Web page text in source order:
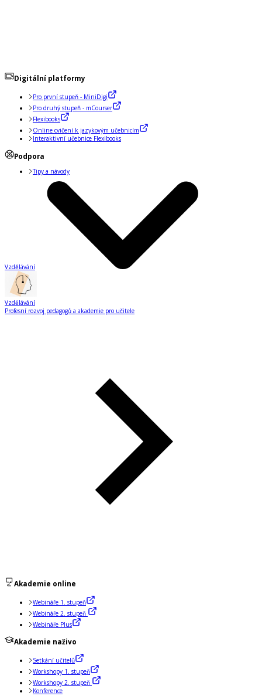
Digitální platformy
Pro první stupeň - MiniDigi
Pro druhý stupeň - mCourser
Flexibooks
Online cvičení k jazykovým učebnicím
Interaktivní učebnice Flexibooks
Podpora
Tipy a návody
Vzdělávání
Vzdělávání
Profesní rozvoj pedagogů a akademie pro učitele
Akademie online
Webináře 1. stupeň
Webináře 2. stupeň
Webináře Plus
Akademie naživo
Setkání učitelů
Workshopy 1. stupeň
Workshopy 2. stupeň
Konference